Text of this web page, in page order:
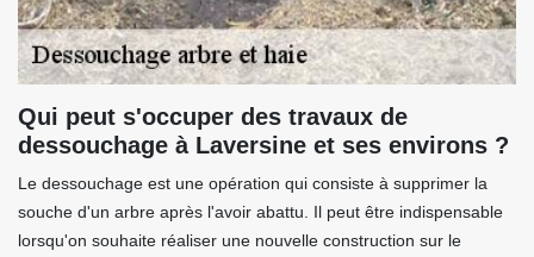
Qui peut s'occuper des travaux de
dessouchage à Laversine et ses environs ?
Le dessouchage est une opération qui consiste à supprimer la
souche d'un arbre après l'avoir abattu. Il peut être indispensable
lorsqu'on souhaite réaliser une nouvelle construction sur le